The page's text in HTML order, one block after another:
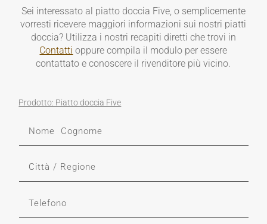
Sei interessato al piatto doccia Five, o semplicemente
vorresti ricevere maggiori informazioni sui nostri piatti
doccia? Utilizza i nostri recapiti diretti che trovi in
Contatti oppure compila il modulo per essere
contattato e conoscere il rivenditore più vicino.
Prodotto: Piatto doccia Five